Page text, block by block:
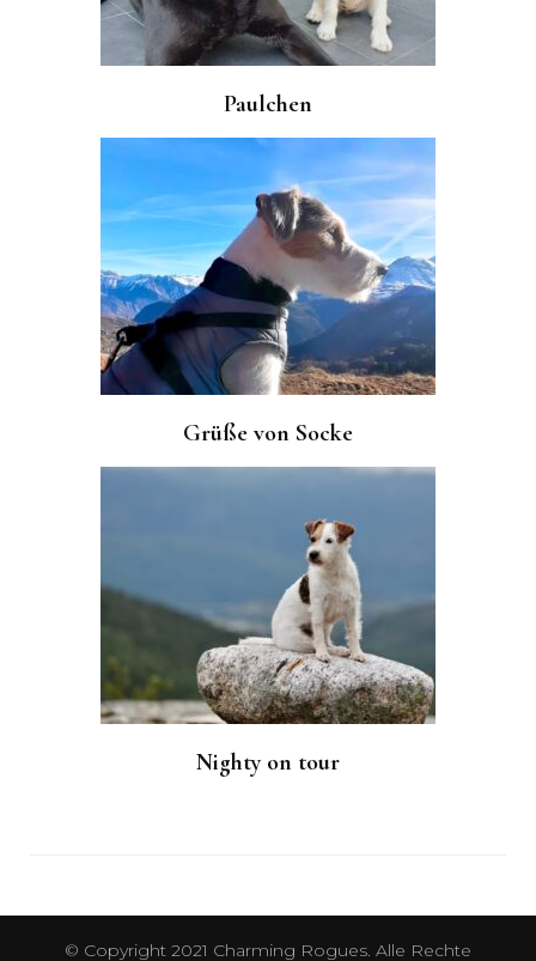
Paulchen
Grüße von Socke
Nighty on tour
© Copyright 2021 Charming Rogues. Alle Rechte